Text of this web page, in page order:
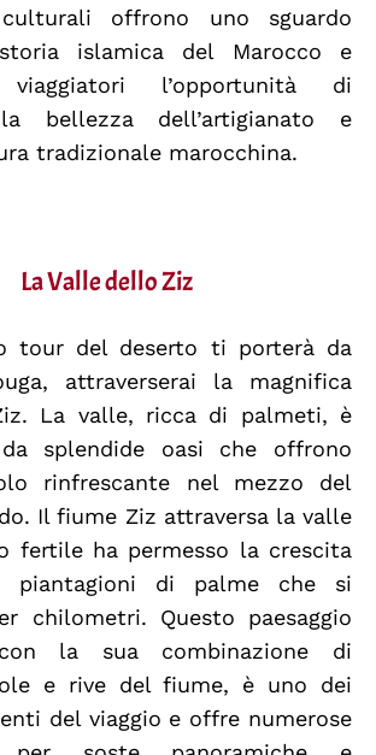
offrono uno sguardo
islamica del Marocco e
l’opportunità di
bellezza dell’artigianato e
tradizionale marocchina.
La Valle dello Ziz
tour del deserto ti porterà da
attraverserai la magnifica
La valle, ricca di palmeti, è
splendide oasi che offrono
rinfrescante nel mezzo del
Il fiume Ziz attraversa la valle
fertile ha permesso la crescita
piantagioni di palme che si
chilometri. Questo paesaggio
la sua combinazione di
e rive del fiume, è uno dei
del viaggio e offre numerose